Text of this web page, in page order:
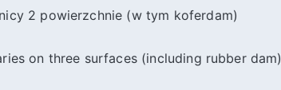
2 powierzchnie (w tym koferdam)
on three surfaces (including rubber dam)